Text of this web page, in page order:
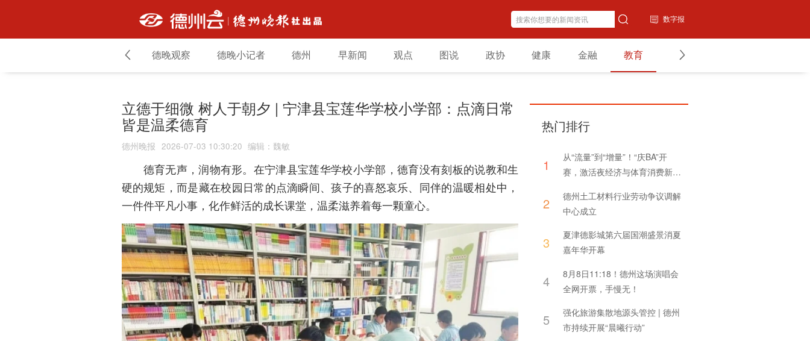
数字报
热点 德晚观察 德晚小记者 德州 早新闻 观点 图说 政协 健康 金融 教育 山东
立德于细微 树人于朝夕 | 宁津县宝莲华学校小学部：点滴日常
皆是温柔德育
德州晚报 2026-07-03 10:30:20 编辑 ： 魏敏
德育无声，润物有形。在宁津县宝莲华学校小学部，德育没有刻板的说教和生
硬的规矩，而是藏在校园日常的点滴瞬间、孩子的喜怒哀乐、同伴的温暖相处中，
一件件平凡小事，化作鲜活的成长课堂，温柔滋养着每一颗童心。
热门排行
1
从“流量”到“增量”！“庆BA”开
赛，激活夜经济与体育消费新引
2
德州土工材料行业劳动争议调解
中心成立
3
夏津德影城第六届国潮盛景消夏
嘉年华开幕
4
8月8日11:18！德州这场演唱会
全网开票，手慢无！
5
强化旅游集散地源头管控 | 德州
市持续开展“晨曦行动”